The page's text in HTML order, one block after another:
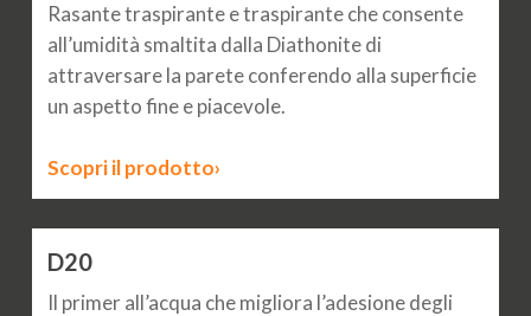
Rasante traspirante e traspirante che consente
all’umidità smaltita dalla Diathonite di
attraversare la parete conferendo alla superficie
un aspetto fine e piacevole.
Scopri il prodotto›
D20
Il primer all’acqua che migliora l’adesione degli